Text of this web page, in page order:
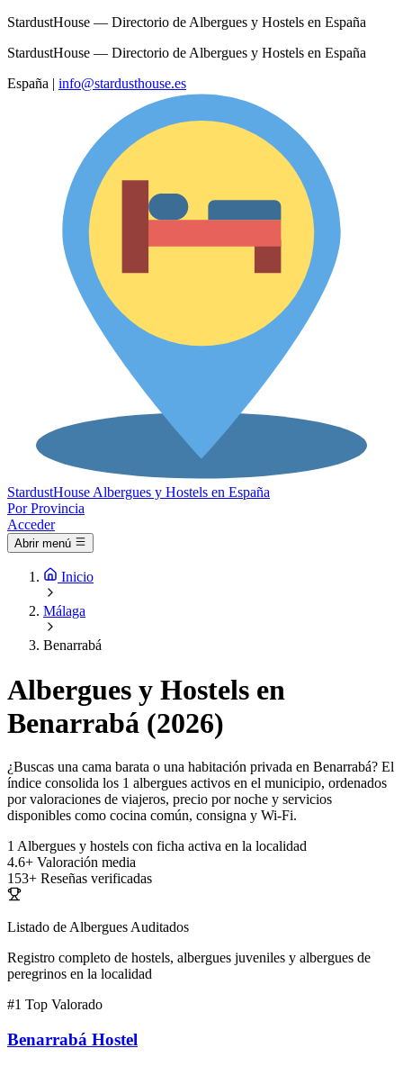
StardustHouse — Directorio de Albergues y Hostels en España
StardustHouse — Directorio de Albergues y Hostels en España
España | info@stardusthouse.es
StardustHouse Albergues y Hostels en España
Por Provincia
Acceder
Abrir menú
Inicio
Málaga
Benarrabá
Albergues y Hostels en
Benarrabá (2026)
¿Buscas una cama barata o una habitación privada en Benarrabá? El
índice consolida los 1 albergues activos en el municipio, ordenados
por valoraciones de viajeros, precio por noche y servicios
disponibles como cocina común, consigna y Wi-Fi.
1 Albergues y hostels con ficha activa en la localidad
4.6+ Valoración media
153+ Reseñas verificadas
Listado de Albergues Auditados
Registro completo de hostels, albergues juveniles y albergues de
peregrinos en la localidad
#1 Top Valorado
Benarrabá Hostel